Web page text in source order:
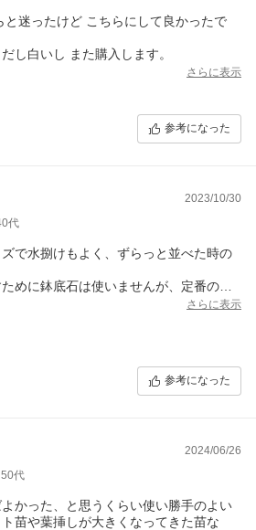
と迷ったけど こちらにして良かったで
し白いし また購入します。
さらに表示
参考になった
2023/10/30
代
で水捌けもよく、ずらっと並べた時の
めに鉢底石は使いませんが、定番の刀
だけでは流れて出てしまったので、若干
れてから刀川さんのを入れています。
さらに表示
参考になった
2024/06/26
50代
かった、と思うくらい使い勝手のよい
苗や葉挿しが大きくなってきた苗な